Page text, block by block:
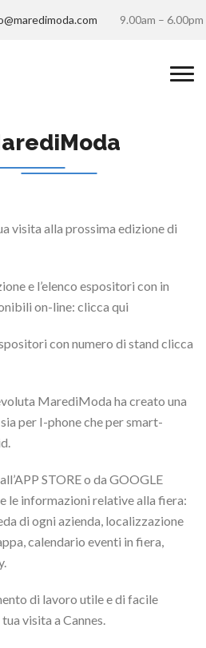
9.00am – 6.00pm
visita alla prossima edizione di
e l’elenco espositori con in
on-line: clicca qui
con numero di stand clicca
MarediModa ha creato una
per I-phone che per smart-
STORE o da GOOGLE
le informazioni relative alla fiera:
di ogni azienda, localizzazione
calendario eventi in fiera,
di lavoro utile e di facile
visita a Cannes.